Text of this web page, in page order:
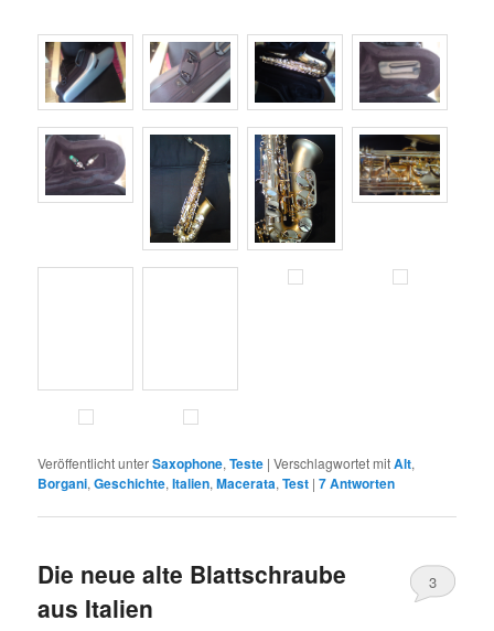
Veröffentlicht unterSaxophone,Teste |Verschlagwortet mitAlt,
Borgani,Geschichte,Italien,Macerata,Test |7Antworten
Die neue alte Blattschraube
aus Italien
3